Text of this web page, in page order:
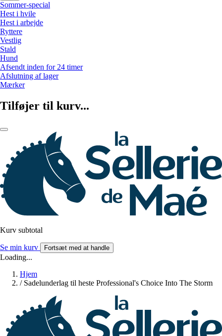
Sommer-special
Hest i hvile
Hest i arbejde
Ryttere
Vestlig
Stald
Hund
Afsendt inden for 24 timer
Afslutning af lager
Mærker
Tilføjer til kurv...
Kurv subtotal
Se min kurv Fortsæt med at handle
Loading...
Hjem
/ Sadelunderlag til heste Professional's Choice Into The Storm